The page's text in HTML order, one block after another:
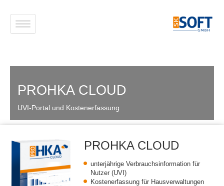
zum
Inhalt
Navigation
aktivieren/deaktivieren
PROHKA CLOUD
UVI-Portal und Kostenerfassung
PROHKA CLOUD
unterjährige Verbrauchsinformation für
Nutzer (UVI)
Kostenerfassung für Hausverwaltungen